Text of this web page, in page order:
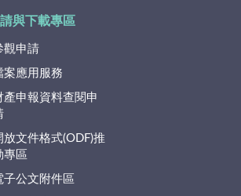
與下載專區
觀申請
案應用服務
產申報資料查閱申
放文件格式(ODF)推
專區
子公文附件區